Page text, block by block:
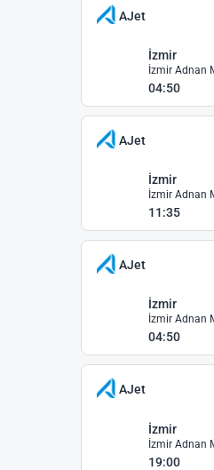
AJet
İzmir
04:50
AJet
İzmir
11:35
AJet
İzmir
04:50
AJet
İzmir
19:00